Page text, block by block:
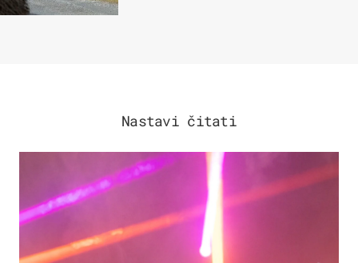
Nastavi čitati
KULTURA & ZABAVA